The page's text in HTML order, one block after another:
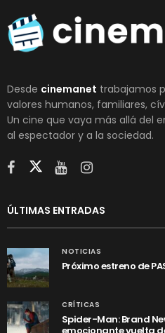
Desde cinemanet trabajamos
valores humanos, familiares,
Un cine que vaya más allá del
al espectador y a la sociedad.
ÚLTIMAS ENTRADAS
NOTICIAS
Próximo estreno de
CRÍTICAS
Spider-Man: Brand